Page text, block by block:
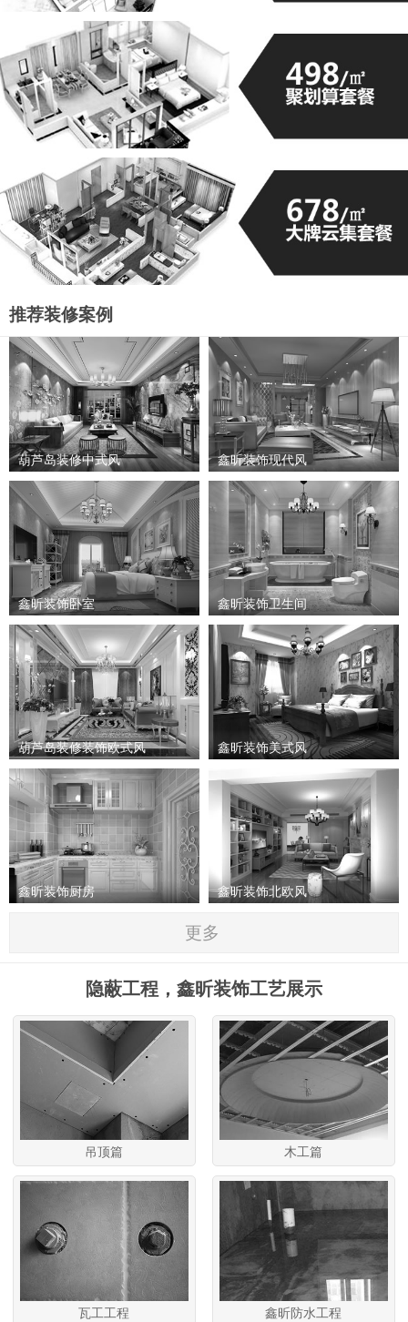
推荐装修案例
葫芦岛装修中式风 鑫昕装饰现代风
鑫昕装饰卧室 鑫昕装饰卫生间
葫芦岛装修装饰欧式风 鑫昕装饰美式风
鑫昕装饰厨房 鑫昕装饰北欧风
更多
隐蔽工程，鑫昕装饰工艺展示
吊顶篇 木工篇
瓦工工程 鑫昕防水工程